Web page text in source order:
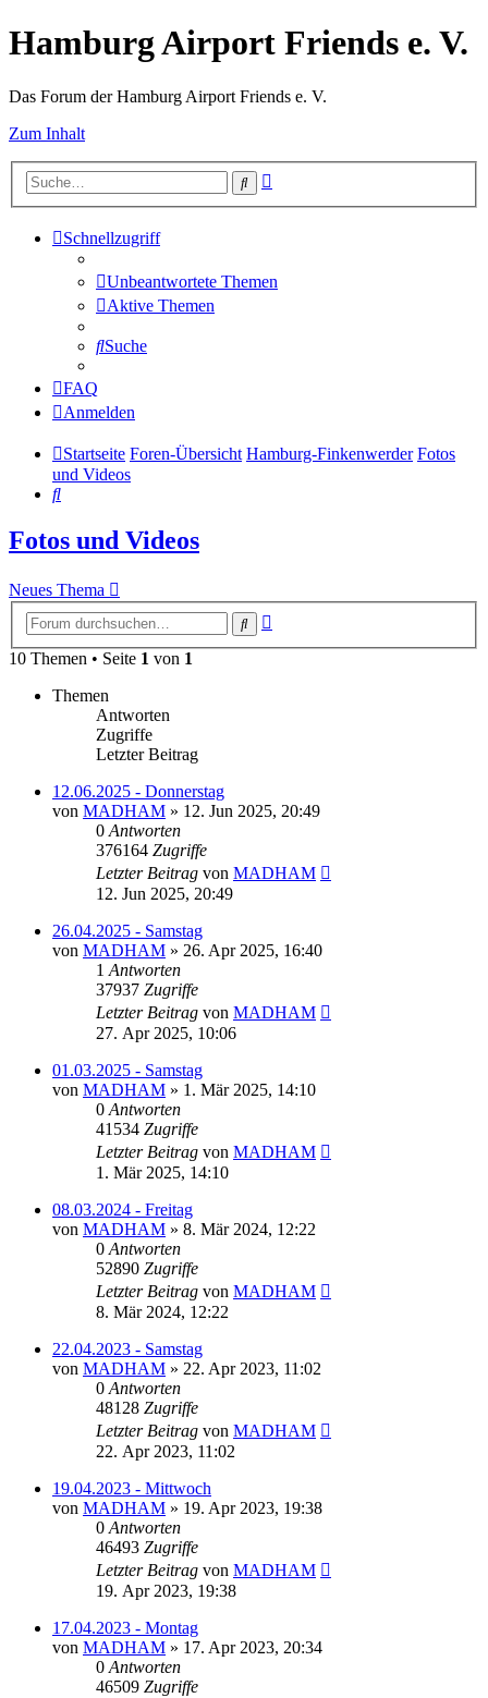
Hamburg Airport Friends e. V.
Das Forum der Hamburg Airport Friends e. V.
Zum Inhalt
Suche
Schnellzugriff
Unbeantwortete Themen
Aktive Themen
Suche
FAQ
Anmelden
Startseite Foren-Übersicht Hamburg-Finkenwerder Fotos
und Videos
Suche
Fotos und Videos
Neues Thema
Suche
10 Themen • Seite 1 von 1
Themen
Antworten
Zugriffe
Letzter Beitrag
12.06.2025 - Donnerstag
von MADHAM » 12. Jun 2025, 20:49
0 Antworten
376164 Zugriffe
Letzter Beitrag von MADHAM
12. Jun 2025, 20:49
26.04.2025 - Samstag
von MADHAM » 26. Apr 2025, 16:40
1 Antworten
37937 Zugriffe
Letzter Beitrag von MADHAM
27. Apr 2025, 10:06
01.03.2025 - Samstag
von MADHAM » 1. Mär 2025, 14:10
0 Antworten
41534 Zugriffe
Letzter Beitrag von MADHAM
1. Mär 2025, 14:10
08.03.2024 - Freitag
von MADHAM » 8. Mär 2024, 12:22
0 Antworten
52890 Zugriffe
Letzter Beitrag von MADHAM
8. Mär 2024, 12:22
22.04.2023 - Samstag
von MADHAM » 22. Apr 2023, 11:02
0 Antworten
48128 Zugriffe
Letzter Beitrag von MADHAM
22. Apr 2023, 11:02
19.04.2023 - Mittwoch
von MADHAM » 19. Apr 2023, 19:38
0 Antworten
46493 Zugriffe
Letzter Beitrag von MADHAM
19. Apr 2023, 19:38
17.04.2023 - Montag
von MADHAM » 17. Apr 2023, 20:34
0 Antworten
46509 Zugriffe